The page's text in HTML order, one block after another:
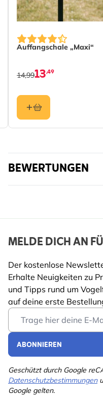
Erdnüsse
• in Zusammenarbeit
• mit einer Extraportion
Auffangschale „Maxi“
13,49
14,99
BEWERTUNGEN
MELDE DICH AN
Der kostenlose
Erhalte Neuigkeiten zu
und Tipps rund um
auf deine erste
Email Address
ABONNIEREN
Geschützt durch Google
Datenschutzbestimmungen
Google gelten.